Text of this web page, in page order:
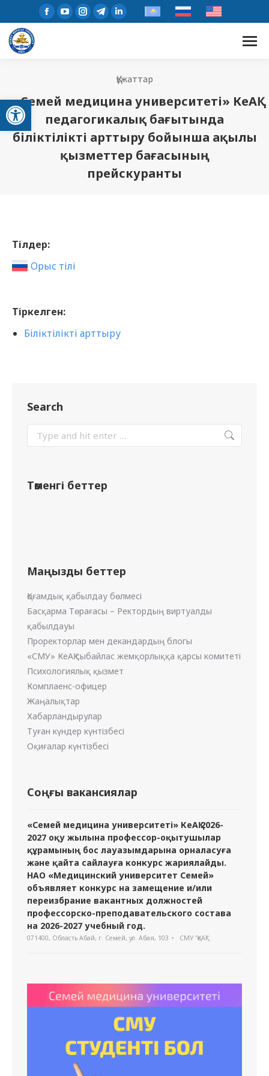
Open toolbar
Құжаттар
«Семей медицина университеті» КеАҚ
педагогикалық бағытында
біліктілікті арттыру бойынша ақылы
қызметтер бағасының
прейскуранты
Тілдер:
Орыс тілі
Тіркелген:
Біліктілікті арттыру
Search
Төменгі беттер
Маңызды беттер
Қоғамдық қабылдау бөлмесі
Басқарма Төрағасы – Ректордың виртуалды
қабылдауы
Проректорлар мен декандардың блогы
«СМУ» КеАҚ сыбайлас жемқорлыққа қарсы комитеті
Психологиялық қызмет
Комплаенс-офицер
Жаңалықтар
Хабарландырулар
Туған күндер күнтізбесі
Оқиғалар күнтізбесі
Соңғы вакансиялар
«Семей медицина университеті» КеАҚ 2026-
2027 оқу жылына профессор-оқытушылар
құрамының бос лауазымдарына орналасуға
және қайта сайлауға конкурс жариялайды.
НАО «Медицинский университет Семей»
объявляет конкурс на замещение и/или
переизбрание вакантных должностей
профессорско-преподавательского состава
на 2026-2027 учебный год.
071400, Область Абай, г. Семей, ул. Абая, 103 СМУ "ҚеАҚ"